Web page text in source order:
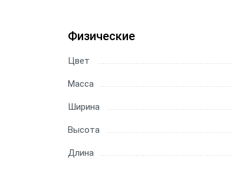
Физические
Цвет
Масса
Ширина
Высота
Длина